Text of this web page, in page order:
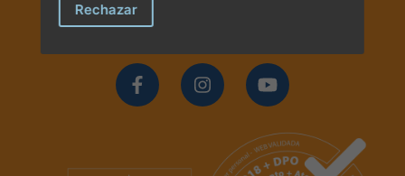
Salud animal y salud pública
Síguenos en las redes
Rechazar